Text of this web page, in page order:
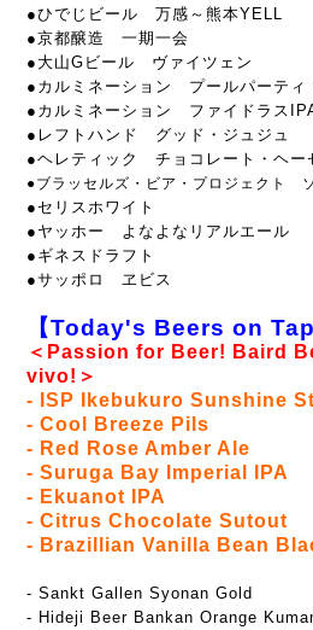
●ひでじビール 万感～熊本YELL
●京都醸造 一期一会
●大山Gビール ヴァイツェン
●カルミネーション プールパーティ
●カルミネーション ファイドラス
●レフトハンド グッド・ジュジュ
●ヘレティック チョコレート・ヘー
●ブラッセルズ・ビア・プロジェクト
●セリスホワイト
●ヤッホー よなよなリアルエール
●ギネスドラフト
●サッポロ ヱビス
【Today's Beers on
＜Passion for Beer! Baird
vivo!＞
- ISP Ikebukuro Sunshine
- Cool Breeze Pils
- Red Rose Amber Ale
- Suruga Bay Imperial IPA
- Ekuanot IPA
- Citrus Chocolate Sutout
- Brazillian Vanilla Bean
- Sankt Gallen Syonan Gold
- Hideji Beer Bankan Orange